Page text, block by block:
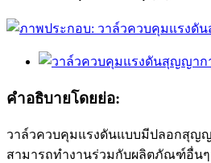
คำอธิบายโดยย่อ:
วาล์วควบคุมแรงดันแบบมีปลอกสุญญ
สามารถทำงานร่วมกับผลิตภัณฑ์อื่นๆ